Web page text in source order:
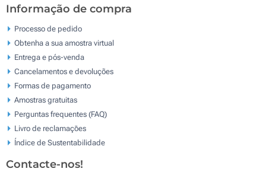
Informação de compra
Processo de pedido
Obtenha a sua amostra virtual
Entrega e pós-venda
Cancelamentos e devoluções
Formas de pagamento
Amostras gratuitas
Perguntas frequentes (FAQ)
Livro de reclamaçōes
Índice de Sustentabilidade
Contacte-nos!